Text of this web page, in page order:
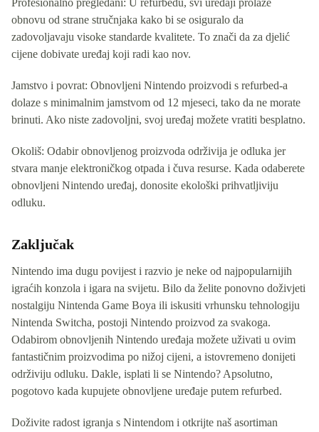
obnovu od strane stručnjaka kako bi se osiguralo da
zadovoljavaju visoke standarde kvalitete. To znači da za djelić
cijene dobivate uređaj koji radi kao nov.
Jamstvo i povrat: Obnovljeni Nintendo proizvodi s refurbed-a
dolaze s minimalnim jamstvom od 12 mjeseci, tako da ne morate
brinuti. Ako niste zadovoljni, svoj uređaj možete vratiti besplatno.
Okoliš: Odabir obnovljenog proizvoda održivija je odluka jer
stvara manje elektroničkog otpada i čuva resurse. Kada odaberete
obnovljeni Nintendo uređaj, donosite ekološki prihvatljiviju
odluku.
Zaključak
Nintendo ima dugu povijest i razvio je neke od najpopularnijih
igraćih konzola i igara na svijetu. Bilo da želite ponovno doživjeti
nostalgiju Nintenda Game Boya ili iskusiti vrhunsku tehnologiju
Nintenda Switcha, postoji Nintendo proizvod za svakoga.
Odabirom obnovljenih Nintendo uređaja možete uživati u ovim
fantastičnim proizvodima po nižoj cijeni, a istovremeno donijeti
održiviju odluku. Dakle, isplati li se Nintendo? Apsolutno,
pogotovo kada kupujete obnovljene uređaje putem refurbed.
Doživite radost igranja s Nintendom i otkrijte naš asortiman